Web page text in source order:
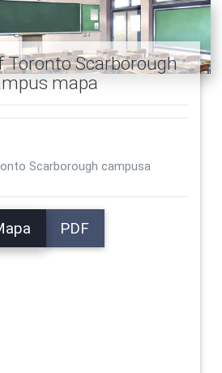
Toronto Scarborough
mapa
Scarborough campusa
PDF